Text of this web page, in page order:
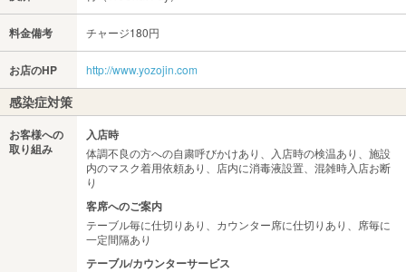
料金備考 チャージ180円
お店のHP http://www.yozojin.com
感染症対策
お客様への
取り組み
入店時
体調不良の方への自粛呼びかけあり、入店時の検温あり、施設
内のマスク着用依頼あり、店内に消毒液設置、混雑時入店お断
り
客席へのご案内
テーブル毎に仕切りあり、カウンター席に仕切りあり、席毎に
一定間隔あり
テーブル/カウンターサービス